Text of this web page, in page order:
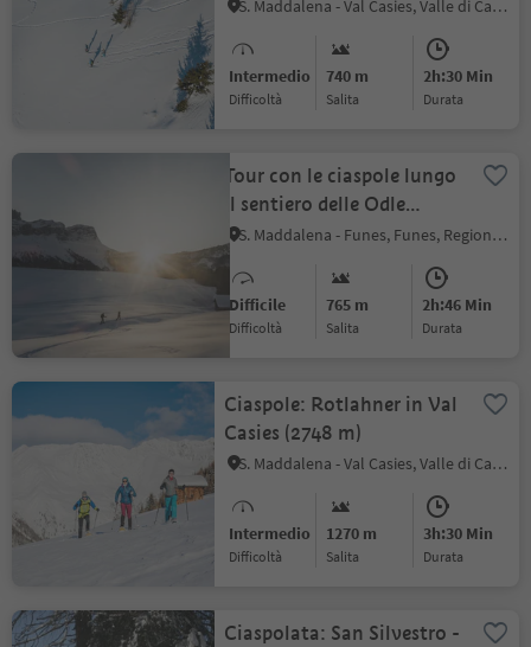
S. Maddalena - Val Casies, Valle di Casies
Intermedio
Difficoltà
740 m
Salita
2h:30 Min
durata
Tour con le ciaspole lungo
il sentiero delle Odle
(Adolf Munkel)
S. Maddalena - Funes, Funes, Regione dolomitica Luson Val di Funes
Difficile
Difficoltà
765 m
Salita
2h:46 Min
durata
Ciaspole: Rotlahner in Val
Casies (2748 m)
S. Maddalena - Val Casies, Valle di Casies
Intermedio
Difficoltà
1270 m
Salita
3h:30 Min
durata
Ciaspolata: San Silvestro -